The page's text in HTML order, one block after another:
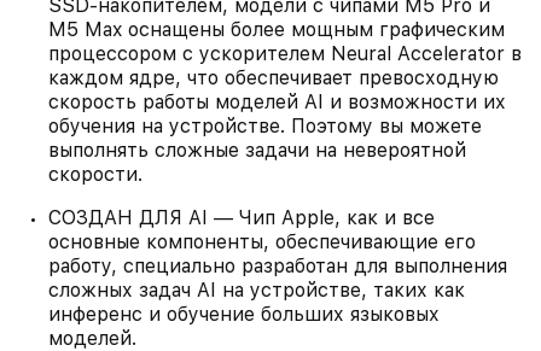
SSD‑накопителем, модели с чипами M5 Pro и
M5 Max оснащены более мощным графическим
процессором с ускорителем Neural Accelerator в
каждом ядре, что обеспечивает превосходную
скорость работы моделей AI и возможности их
обучения на устройстве. Поэтому вы можете
выполнять сложные задачи на невероятной
скорости.
СОЗДАН ДЛЯ AI — Чип Apple, как и все
основные компоненты, обеспечивающие его
работу, специально разработан для выполнения
сложных задач AI на устройстве, таких как
инференс и обучение больших языковых
моделей.